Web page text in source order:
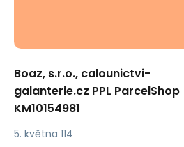
Boaz, s.r.o., calounictvi-
galanterie.cz PPL ParcelShop
KM10154981
5. května 114